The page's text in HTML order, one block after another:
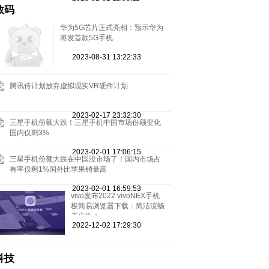
码
华为5G芯片正式亮相：预示华为
将发首款5G手机
2023-08-31 13:22:33
腾讯传计划放弃虚拟现实VR硬件计划
2023-02-17 23:32:30
三星手机份额大跌！三星手机中国市场份额变化
国内仅剩3%
2023-02-01 17:06:15
三星手机份额大跌在中国没市场了！国内市场占
有率仅剩1%国外比苹果销量高
2023-02-01 16:59:53
vivo发布2022 vivoNEX手机
极简易浏览器下载：简洁流畅
无广告！
2022-12-02 17:29:30
技